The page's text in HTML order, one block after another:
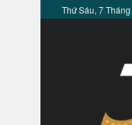
Thứ Sáu, 7